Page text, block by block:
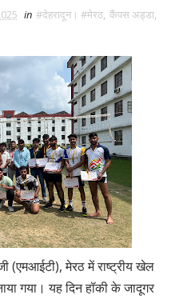
in #देहरादून। #मेरठ, कैंपस अड्डा,
(एमआईटी), मेरठ में राष्ट्रीय खेल
गया। यह दिन हॉकी के जादूगर